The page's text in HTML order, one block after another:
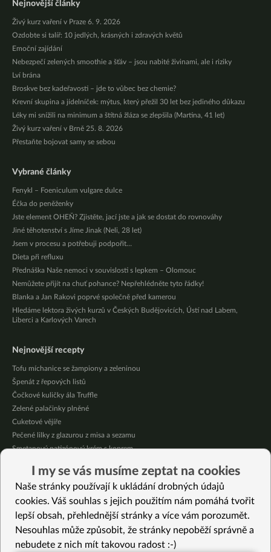
Nejnovější články
Živý kurz vaření v Praze 6. 9. 2026
Ozdobte si talíř: 10 jedlých, krásných i zdravých květů
Emoční zajídání
Nebezpečí zelených smoothie a šťáv – jsou nabité živinami, ale i riziky
Lví brána
Broskve bez kadeřavosti – jde to vůbec bez chemie?
Krevní skupina a jídelníček: mýtus, který přežil 30 let bez jediného důkazu
Léky mi snížili na minimum a štítná žláza se zlepšila (Martina, 41 let)
Živý kurz vaření v Brně 25. 8. 2026
Přestaňte bojovat samy se sebou
Vybrané články
Fenykl – Foeniculum vulgare dulce
Éčka do peněženky
Jste element OHEŇ? Zjistěte, jací jste a jak se dostat do rovnováhy
Jiné těhotenství s Jíme Jinak (Neli, 28 let)
Jsem v procesu a potřebuji podpořit…
Dieta při refluxu
Přednáška Naše nemoci v souvislosti s lepkem – Olomouc
Nemůžete přijít na chuť pohance? Nepřehlédněte tyto řádky!
Blanka a Jan Rakovi poprvé společně před kamerou
Hledáme lektora živých kurzů v Českých Budějovicích, Ústí nad Labem,
Liberci a Karlových Varech
Nejnovější recepty
Tofu míchanice se žampiony a zeleninou
Špenát z řepových listů
Čočkové kuličky ála Truffle
Zelené palačinky plněné
Cuketové vějíře
Pečené lilky z glazurou z misa a sezamu
Smetanový patizónový krém s koprem
Pikantní mexická kukuřice se “sýrovou” omáčkou
Citrónové jablečné muffiny se sójovou šlehačkou
Vybrané recepty
Vegan vaječná tlačenka
I my se vás musíme zeptat na cookies
Naše stránky používají k ukládání drobných údajů
cookies. Váš souhlas s jejich použitím nám pomáhá tvořit
lepší obsah, přehlednější stránky a více vám porozumět.
Nesouhlas může způsobit, že stránky nepoběží správně a
nebudete z nich mít takovou radost :-)